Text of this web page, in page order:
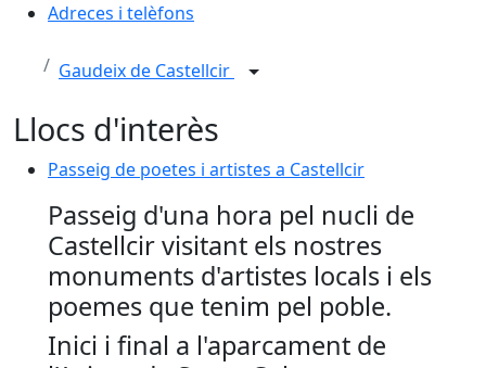
Adreces i telèfons
Gaudeix de Castellcir
Llocs d'interès
Passeig de poetes i artistes a Castellcir
Passeig de poetes i artistes a Castellcir
Passeig d'una hora pel nucli de
Castellcir visitant els nostres
monuments d'artistes locals i els
poemes que tenim pel poble.
Inici i final a l'aparcament de